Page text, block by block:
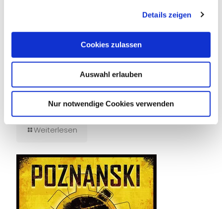
Details zeigen
Cookies zulassen
Auswahl erlauben
Nur notwendige Cookies verwenden
14. Juli 2026
Tief unten im dunklen Wasser
Weiterlesen